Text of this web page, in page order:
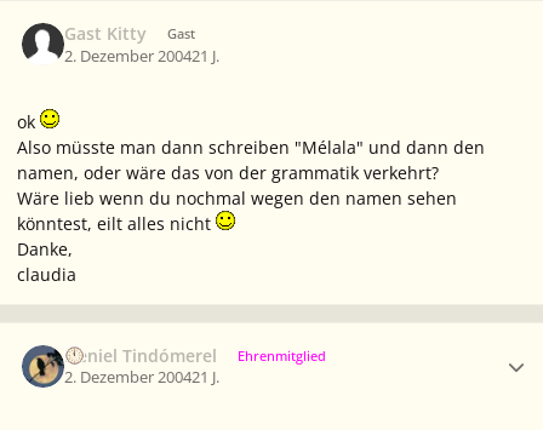
Gast Kitty Gast
2. Dezember 200421 J.
ok
Also müsste man dann schreiben "Mélala" und dann den
namen, oder wäre das von der grammatik verkehrt?
Wäre lieb wenn du nochmal wegen den namen sehen
könntest, eilt alles nicht
Danke,
claudia
Neniel Tindómerel Ehrenmitglied
2. Dezember 200421 J.